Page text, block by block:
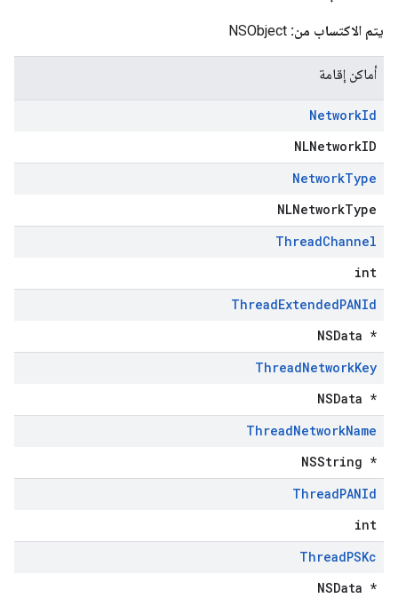
يتم الاكتساب من: NSObject
أماكن إقامة
NetworkId
NLNetworkID
NetworkType
NLNetworkType
ThreadChannel
int
ThreadExtendedPANId
NSData *
ThreadNetworkKey
NSData *
ThreadNetworkName
NSString *
ThreadPANId
int
ThreadPSKc
NSData *